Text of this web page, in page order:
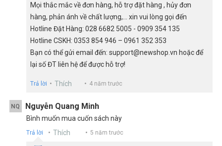
Mọi thắc mắc về đơn hàng, hỗ trợ đặt hàng , hủy đơn
hàng, phản ánh về chất lượng,... xin vui lòng gọi đến
Hotline Đặt Hàng: 028 6682 5005 - 0909 354 135
Hotline CSKH: 0353 854 946 – 0961 352 353
Bạn có thể gửi email đến: support@newshop.vn hoặc để
lại số ĐT liên hệ để được hỗ trợ!
Trả lời Thích 4 năm trước
NQ Nguyễn Quang Minh
Bình muốn mua cuốn sách này
Trả lời Thích 5 năm trước